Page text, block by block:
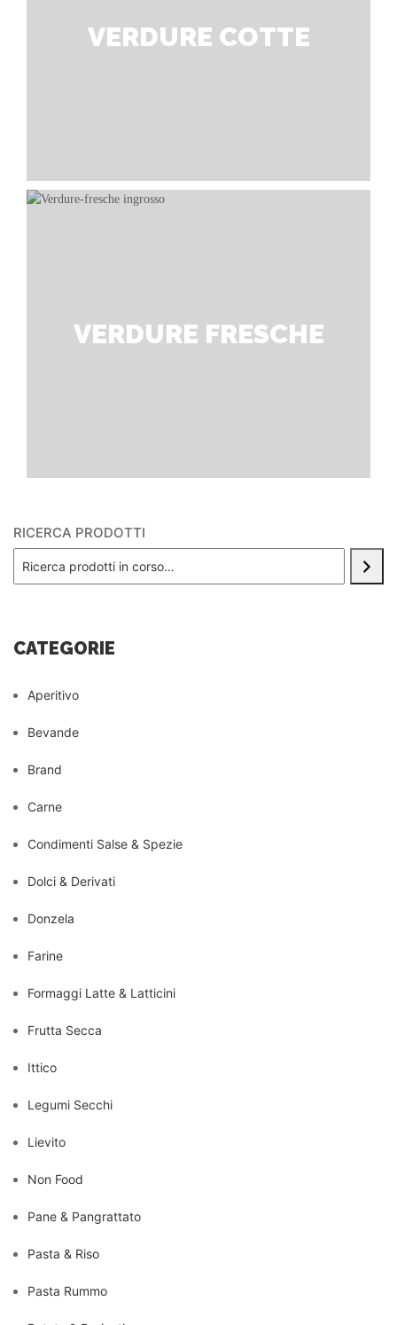
VERDURE COTTE
VERDURE FRESCHE
RICERCA PRODOTTI
CATEGORIE
Aperitivo
Bevande
Brand
Carne
Condimenti Salse & Spezie
Dolci & Derivati
Donzela
Farine
Formaggi Latte & Latticini
Frutta Secca
Ittico
Legumi Secchi
Lievito
Non Food
Pane & Pangrattato
Pasta & Riso
Pasta Rummo